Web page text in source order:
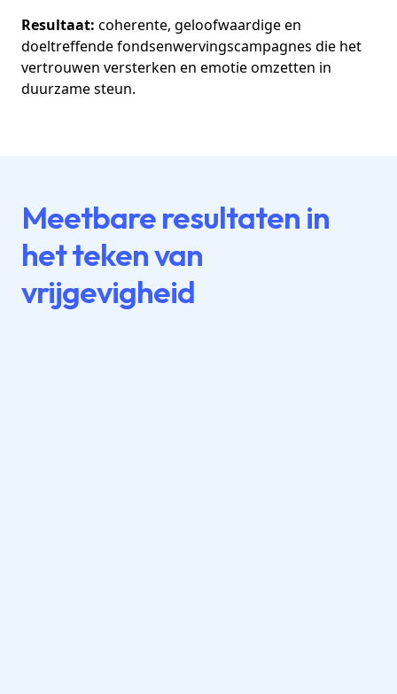
Resultaat: coherente, geloofwaardige en
doeltreffende fondsenwervingscampagnes die het
vertrouwen versterken en emotie omzetten in
duurzame steun.
Meetbare resultaten in
het teken van
vrijgevigheid